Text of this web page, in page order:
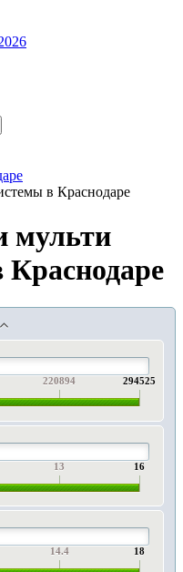
в Краснодаре
мульти
220894 294525
13 16
14.4 18